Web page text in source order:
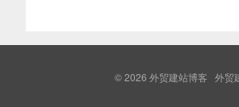
© 2026 外贸建站博客 外贸